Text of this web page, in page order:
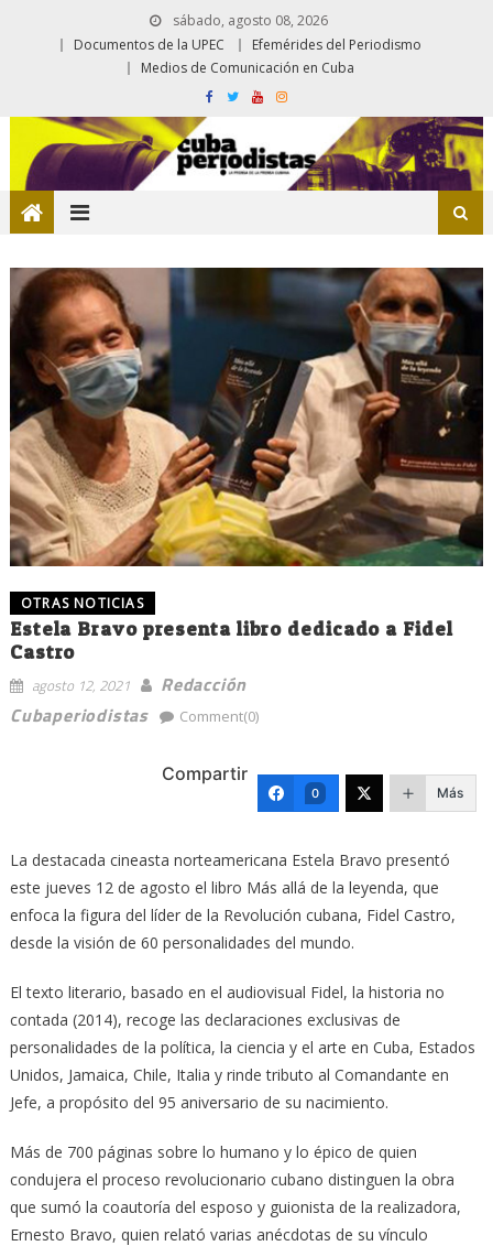
sábado, agosto 08, 2026
Documentos de la UPEC
Efemérides del Periodismo
Medios de Comunicación en Cuba
OTRAS NOTICIAS
Estela Bravo presenta libro dedicado a Fidel
Castro
agosto 12, 2021
Redacción
Cubaperiodistas
Comment(0)
Compartir
0 Más
La destacada cineasta norteamericana Estela Bravo presentó
este jueves 12 de agosto el libro Más allá de la leyenda, que
enfoca la figura del líder de la Revolución cubana, Fidel Castro,
desde la visión de 60 personalidades del mundo.
El texto literario, basado en el audiovisual Fidel, la historia no
contada (2014), recoge las declaraciones exclusivas de
personalidades de la política, la ciencia y el arte en Cuba, Estados
Unidos, Jamaica, Chile, Italia y rinde tributo al Comandante en
Jefe, a propósito del 95 aniversario de su nacimiento.
Más de 700 páginas sobre lo humano y lo épico de quien
condujera el proceso revolucionario cubano distinguen la obra
que sumó la coautoría del esposo y guionista de la realizadora,
Ernesto Bravo, quien relató varias anécdotas de su vínculo